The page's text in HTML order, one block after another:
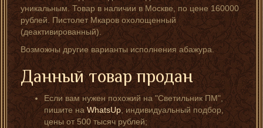
уникальным. Товар в наличии в Москве, по цене 160000
рублей. Пистолет Мкаров охолощенный
(деактивированный).
Возможны другие варианты исполнения абажура.
Данный товар продан
Если вам нужен похожий на "Светильник ПМ",
пишите наWhatsUp, индивидуальный подбор,
цены от 500 тысяч рублей;